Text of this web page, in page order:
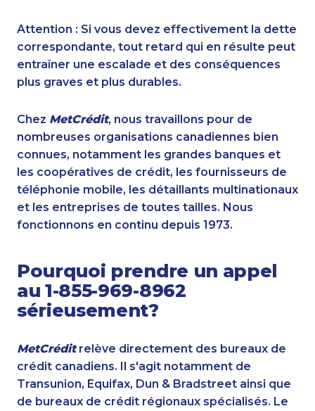
Attention : Si vous devez effectivement la dette
correspondante, tout retard qui en résulte peut
entraîner une escalade et des conséquences
plus graves et plus durables.
Chez MetCrédit, nous travaillons pour de
nombreuses organisations canadiennes bien
connues, notamment les grandes banques et
les coopératives de crédit, les fournisseurs de
téléphonie mobile, les détaillants multinationaux
et les entreprises de toutes tailles. Nous
fonctionnons en continu depuis 1973.
Pourquoi prendre un appel
au 1-855-969-8962
sérieusement?
MetCréditrelève directement des bureaux de
crédit canadiens. Il s'agit notamment de
Transunion, Equifax, Dun & Bradstreet ainsi que
de bureaux de crédit régionaux spécialisés. Le